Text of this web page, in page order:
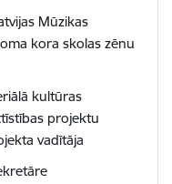
Mūzikas
kora skolas zēnu
kultūras
projektu
vadītāja